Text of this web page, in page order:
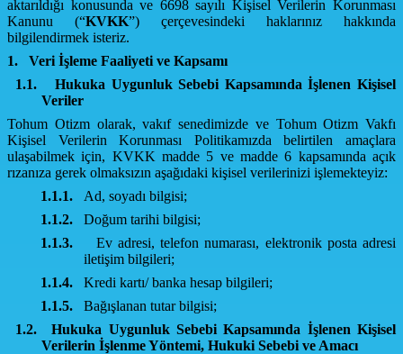
aktarıldığı konusunda ve 6698 sayılı Kişisel Verilerin Korunması
Kanunu (“KVKK”) çerçevesindeki haklarınız hakkında
bilgilendirmek isteriz.
1.
Veri İşleme Faaliyeti ve Kapsamı
1.1.
Hukuka Uygunluk Sebebi Kapsamında İşlenen Kişisel
Veriler
Tohum Otizm olarak, vakıf senedimizde ve Tohum Otizm Vakfı
Kişisel Verilerin Korunması Politikamızda belirtilen amaçlara
ulaşabilmek için, KVKK madde 5 ve madde 6 kapsamında açık
rızanıza gerek olmaksızın aşağıdaki kişisel verilerinizi işlemekteyiz:
1.1.1.
Ad, soyadı bilgisi;
1.1.2.
Doğum tarihi bilgisi;
1.1.3.
Ev adresi, telefon numarası, elektronik posta adresi
iletişim bilgileri;
1.1.4.
Kredi kartı/ banka hesap bilgileri;
1.1.5.
Bağışlanan tutar bilgisi;
1.2.
Hukuka Uygunluk Sebebi Kapsamında İşlenen Kişisel
Verilerin İşlenme Yöntemi, Hukuki Sebebi ve Amacı